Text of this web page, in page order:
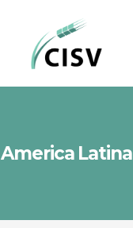
America Latina